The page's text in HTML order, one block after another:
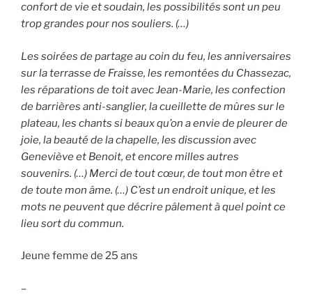
confort de vie et soudain, les possibilités sont un peu
trop grandes pour nos souliers. (…)
Les soirées de partage au coin du feu, les anniversaires
sur la terrasse de Fraisse, les remontées du Chassezac,
les réparations de toit avec Jean-Marie, les confection
de barrières anti-sanglier, la cueillette de mûres sur le
plateau, les chants si beaux qu’on a envie de pleurer de
joie, la beauté de la chapelle, les discussion avec
Geneviève et Benoit, et encore milles autres
souvenirs. (…) Merci de tout cœur, de tout mon être et
de toute mon âme. (…) C’est un endroit unique, et les
mots ne peuvent que décrire pâlement à quel point ce
lieu sort du commun.
Jeune femme de 25 ans
–